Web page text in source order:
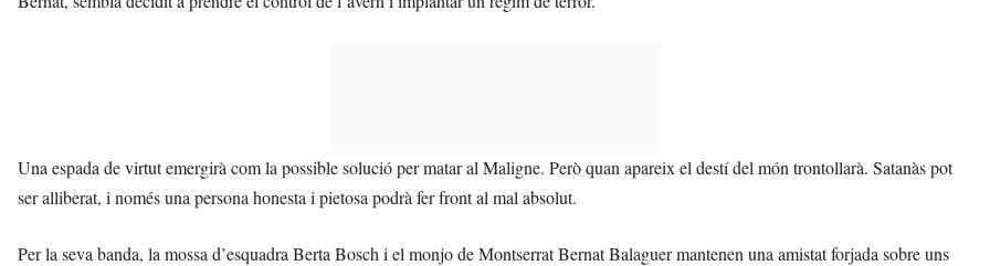
Una espada de virtut emergirà com la possible solució per matar al Maligne. Però quan apareix el destí del món trontollarà. Satanàs pot
ser alliberat, i només una persona honesta i pietosa podrà fer front al mal absolut.
Per la seva banda, la mossa d’esquadra Berta Bosch i el monjo de Montserrat Bernat Balaguer mantenen una amistat forjada sobre uns